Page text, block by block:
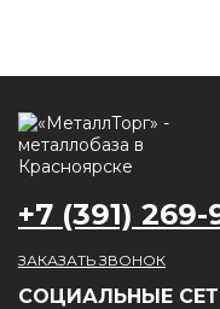
+7 (391)
ЗАКАЗАТЬ ЗВОНОК
CОЦИАЛЬНЫЕ